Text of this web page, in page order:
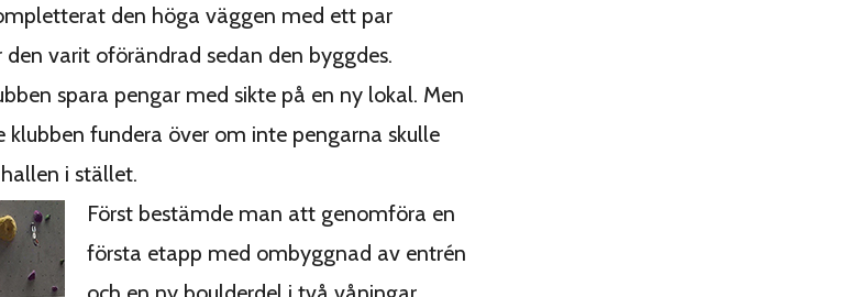
den höga väggen med ett par
varit oförändrad sedan den byggdes.
spara pengar med sikte på en ny lokal. Men
klubben fundera över om inte pengarna skulle
i stället.
Först bestämde man att genomföra en
första etapp med ombyggnad av entrén